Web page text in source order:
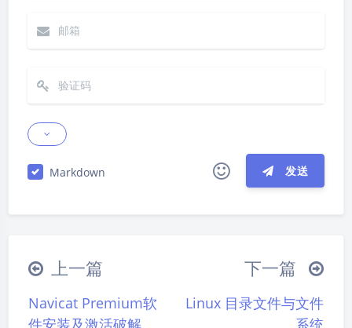
Markdown 发送
|´・ω・)ノ ヾ(≧∇≦*)ゝ
(☆ω☆)
∠( ᐛ 」∠)＿
୧(๑•̀⌄•́๑)૭
(ノ°ο°)ノ
上一篇
Navicat Premium软
件安装及激活破解
下一篇
Linux 目录文件与文件
系统